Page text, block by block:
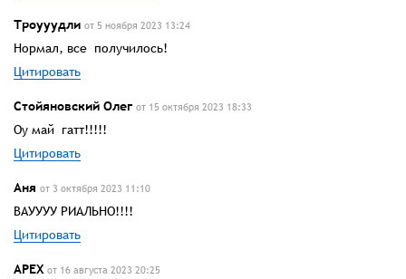
Троууудли от 5 ноября 2023 13:24
Нормал, все получилось!
Цитировать
Стойяновский Олег от 15 октября 2023 18:33
Оу май гатт!!!!!
Цитировать
Аня от 3 октября 2023 11:10
ВАУУУУ РИАЛЬНО!!!!
Цитировать
APEX от 16 августа 2023 20:25